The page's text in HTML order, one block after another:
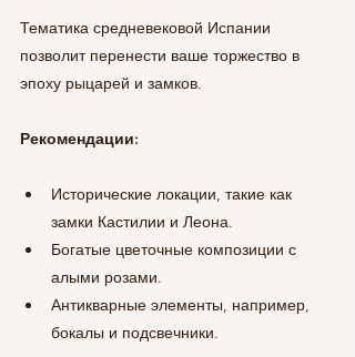
Тематика средневековой Испании
позволит перенести ваше торжество в
эпоху рыцарей и замков.
Рекомендации:
Исторические локации, такие как
замки Кастилии и Леона.
Богатые цветочные композиции с
алыми розами.
Антикварные элементы, например,
бокалы и подсвечники.